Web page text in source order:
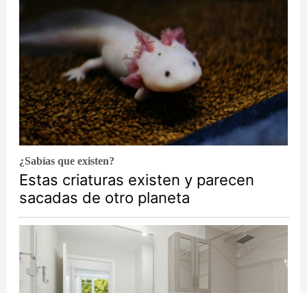
¿Sabías que existen?
Estas criaturas existen y parecen
sacadas de otro planeta